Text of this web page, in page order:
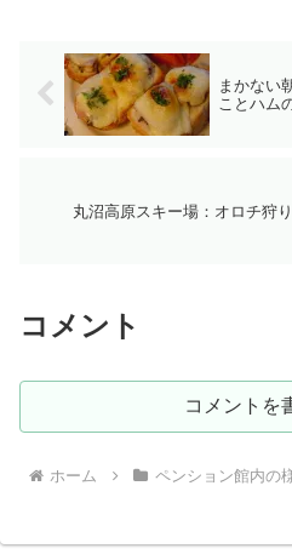
まかない
ことハム
丸沼高原スキー場：オロチ狩
コメント
コメントを
ホーム ペンション館内の